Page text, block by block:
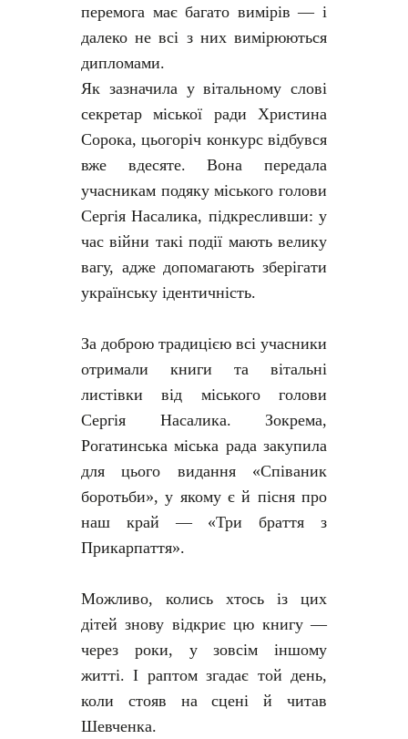
перемога має багато вимірів — і
далеко не всі з них вимірюються
дипломами.
Як зазначила у вітальному слові
секретар міської ради Христина
Сорока, цьогоріч конкурс відбувся
вже вдесяте. Вона передала
учасникам подяку міського голови
Сергія Насалика, підкресливши: у
час війни такі події мають велику
вагу, адже допомагають зберігати
українську ідентичність.
За доброю традицією всі учасники
отримали книги та вітальні
листівки від міського голови
Сергія Насалика. Зокрема,
Рогатинська міська рада закупила
для цього видання «Співаник
боротьби», у якому є й пісня про
наш край — «Три браття з
Прикарпаття».
Можливо, колись хтось із цих
дітей знову відкриє цю книгу —
через роки, у зовсім іншому
житті. І раптом згадає той день,
коли стояв на сцені й читав
Шевченка.